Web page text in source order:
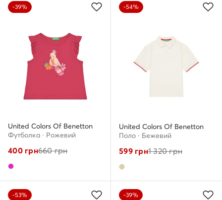
-39%
United Colors Of Benetton
Футболка · Рожевий
400грн660грн
-54%
United Colors Of Benetton
Поло · Бежевий
599грн1 320грн
-53% -39%